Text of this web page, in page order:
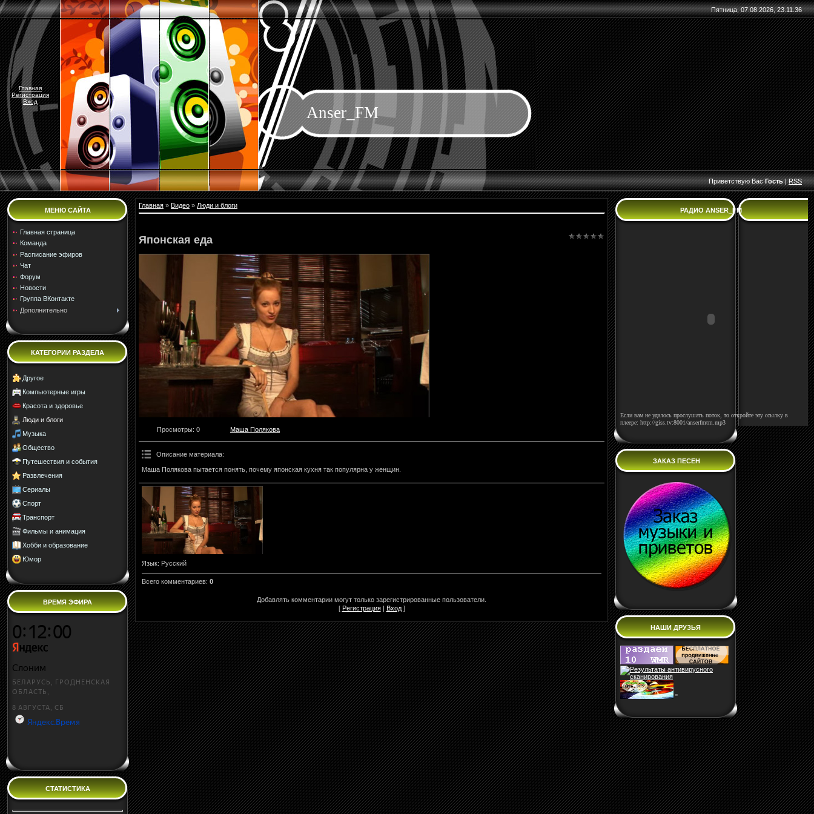
Пятница, 07.08.2026, 23.11.36
Главная
Регистрация
Вход
Anser_FM
Приветствую Вас Гость|RSS
МЕНЮ САЙТА
Главная страница
Команда
Расписание эфиров
Чат
Форум
Новости
Группа ВКонтакте
Дополнительно
КАТЕГОРИИ РАЗДЕЛА
Другое
Компьютерные игры
Красота и здоровье
Люди и блоги
Музыка
Общество
Путешествия и события
Развлечения
Сериалы
Спорт
Транспорт
Фильмы и анимация
Хобби и образование
Юмор
ВРЕМЯ ЭФИРА
СТАТИСТИКА
Главная » Видео » Люди и блоги
Японская еда
Просмотры: 0 Маша Полякова
Описание материала:
Маша Полякова пытается понять, почему японская кухня так популярна у женщин.
Язык: Русский
Всего комментариев: 0
Добавлять комментарии могут только зарегистрированные пользователи.
[ Регистрация| Вход]
РАДИО ANSER_FM
Если вам не удалось прослушать поток, то откройте эту ссылку в
плеере: http://giss.tv:8001/anserfmtm.mp3
ЗАКАЗ ПЕСЕН
НАШИ ДРУЗЬЯ
"